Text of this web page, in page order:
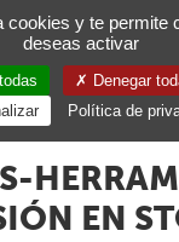
EN
de cookies
cookies y te permite
deseas activar
Denegar
Política de